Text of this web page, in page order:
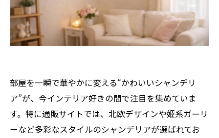
部屋を一瞬で華やかに変える“かわいいシャンデリ
ア”が、今インテリア好きの間で注目を集めていま
す。特に通販サイトでは、北欧デザインや姫系ガーリ
ーなど多彩なスタイルのシャンデリアが選ばれてお